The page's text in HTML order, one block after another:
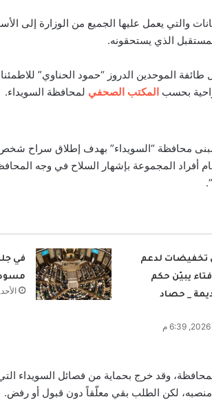
والتي يعمل عليها الجميع من الوزارة إلى
الذي يستحقونه.
طائفة الموحدين الدروز “حمود الحناوي”
بحسب المكتب الصحفي لمحافظة السويداء.
مبنى محافظة “السويداء” بهدف إطلاق سراح
أفراد المجموعة بإشهار السلاح في وجه
تخفيضات لدعم
يبيّن حكم
_ حصاد
في
الأحد, 26 يوليو 2026, 4:47 م
وقد خرج بحماية من فصائل السويداء
لكن الطلب بقي معلّقاً دون قبول أو رفض.